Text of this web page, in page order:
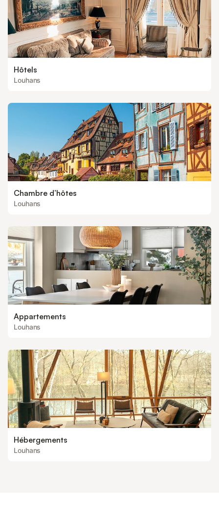
Hôtels
Louhans
Chambre d’hôtes
Louhans
Appartements
Louhans
Hébergements
Louhans